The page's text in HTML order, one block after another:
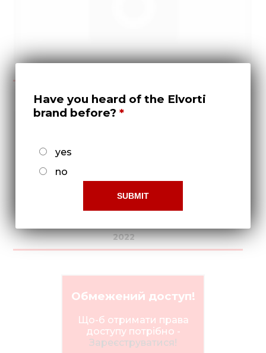
2022
Обмежений доступ!
Що-б отримати права
доступу потрібно -
Зареєструватися!
Have you heard of the Elvorti
brand before?
yes
no